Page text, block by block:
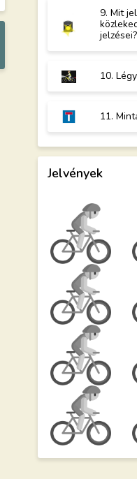
9. Mit
jelzései?
10.
11.
Jelvények